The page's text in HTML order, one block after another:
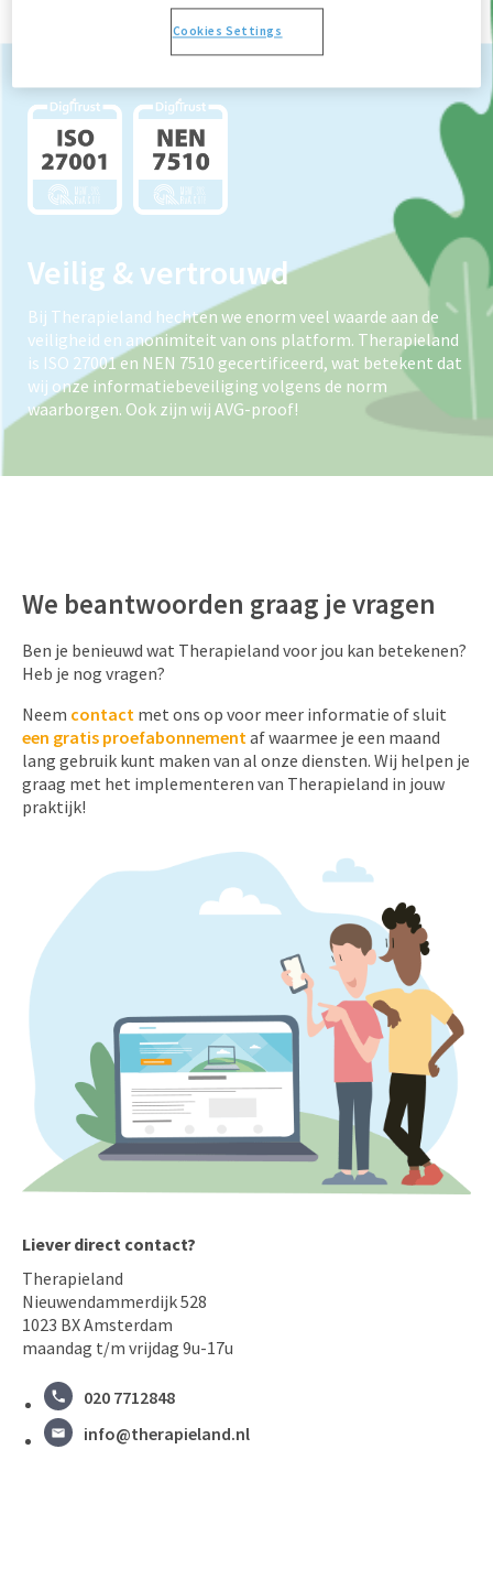
Veilig & vertrouwd
Bij Therapieland hechten we enorm veel waarde aan de
veiligheid en anonimiteit van ons platform. Therapieland
is ISO 27001 en NEN 7510 gecertificeerd, wat betekent dat
wij onze informatiebeveiliging volgens de norm
waarborgen. Ook zijn wij AVG-proof!
We beantwoorden graag je vragen
Ben je benieuwd wat Therapieland voor jou kan betekenen?
Heb je nog vragen?
Neem contact met ons op voor meer informatie of sluit
een gratis proefabonnementaf waarmee je een maand
lang gebruik kunt maken van al onze diensten. Wij helpen je
graag met het implementeren van Therapieland in jouw
praktijk!
Liever direct contact?
Therapieland
Nieuwendammerdijk 528
1023 BX Amsterdam
maandag t/m vrijdag 9u-17u
020 7712848
info@therapieland.nl
Cookies Settings